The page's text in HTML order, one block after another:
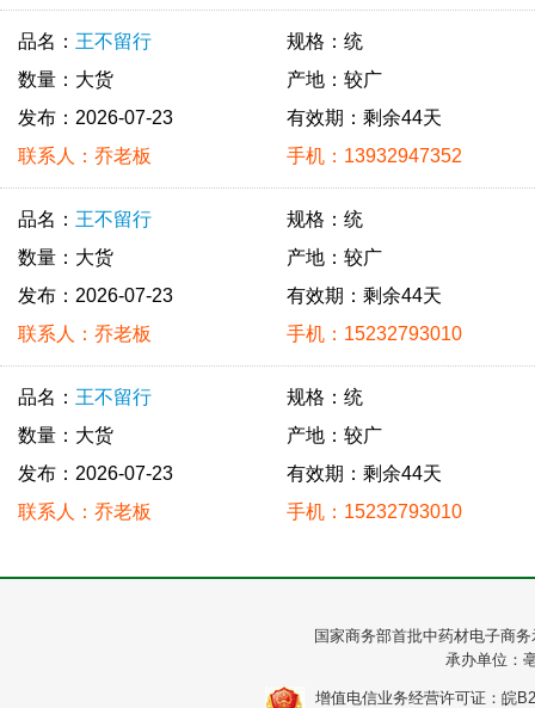
品名： 王不留行
数量：大货
发布：2026-07-23
联系人：乔老板
规格：统
产地：较广
有效期：剩余44天
手机：13932947352
品名： 王不留行
数量：大货
发布：2026-07-23
联系人：乔老板
规格：统
产地：较广
有效期：剩余44天
手机：15232793010
品名： 王不留行
数量：大货
发布：2026-07-23
联系人：乔老板
规格：统
产地：较广
有效期：剩余44天
手机：15232793010
国家商务部首批中药材电子商
承办单位：
增值电信业务经营许可证：皖